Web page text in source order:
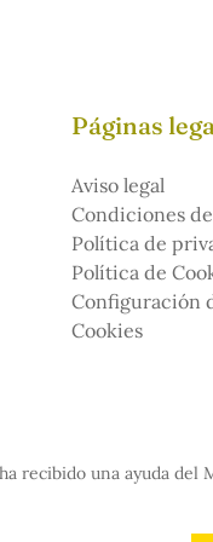
Páginas
Aviso legal
Condiciones
Política de
Política de
Configuración
Cookies
recibido una ayuda